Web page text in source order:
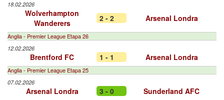
18.02.2026
Wolverhampton
Wanderers
2 - 2 Arsenal Londra
Anglia - Premier League Etapa 26
12.02.2026
Brentford FC 1 - 1 Arsenal Londra
Anglia - Premier League Etapa 25
07.02.2026
Arsenal Londra 3 - 0 Sunderland AFC